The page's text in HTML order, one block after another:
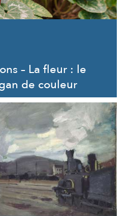
– La fleur : le
de couleur